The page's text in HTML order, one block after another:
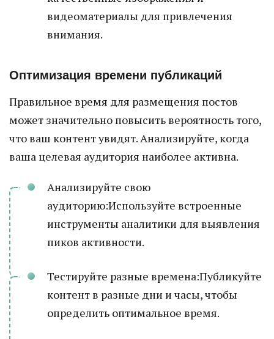
видеоматериалы для привлечения
внимания.
Оптимизация времени публикаций
Правильное время для размещения постов
может значительно повысить вероятность того,
что ваш контент увидят. Анализируйте, когда
ваша целевая аудитория наиболее активна.
Анализируйте свою
аудиторию:Используйте встроенные
инструменты аналитики для выявления
пиков активности.
Тестируйте разные времена:Публикуйте
контент в разные дни и часы, чтобы
определить оптимальное время.